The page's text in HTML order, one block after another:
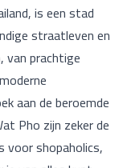
is een stad
straatleven en
van prachtige
aan de beroemde
Pho zijn zeker de
voor shopaholics,